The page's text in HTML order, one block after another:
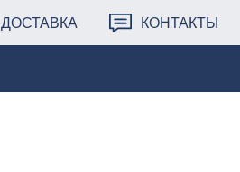
ДОСТАВКА КОНТАКТЫ